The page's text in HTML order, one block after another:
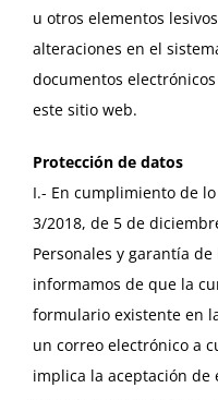
u otros elementos
alteraciones en el
documentos
este sitio web.
Protección de datos
I.- En cumplimiento de
3/2018, de 5 de
Personales y garantía
informamos de que la
formulario existente en
un correo electrónico a
implica la aceptación